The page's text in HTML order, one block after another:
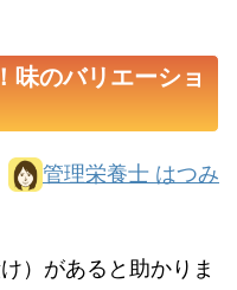
味のバリエーショ
管理栄養士 はつみ
）があると助かりま